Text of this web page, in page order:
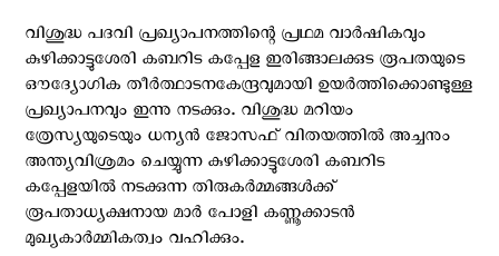
വിശുദ്ധ പദവി പ്രഖ്യാപനത്തിന്റെ പ്രഥമ വാര്‍ഷികവും
കുഴിക്കാട്ടുശേരി കബറിട കപ്പേള ഇരിങ്ങാലക്കുട രൂപതയുടെ
ഔദ്യോഗിക തീര്‍ത്ഥാടനകേന്ദ്രവുമായി ഉയര്‍ത്തിക്കൊണ്ടുള്ള
പ്രഖ്യാപനവും ഇന്നു നടക്കും. വിശുദ്ധ മറിയം
ത്രേസ്യയുടെയും ധന്യന്‍ ജോസഫ് വിതയത്തില്‍ അച്ചനും
അന്ത്യവിശ്രമം ചെയ്യുന്ന കുഴിക്കാട്ടുശേരി കബറിട
കപ്പേളയില്‍ നടക്കുന്ന തിരുകര്‍മ്മങ്ങള്‍ക്ക്
രൂപതാധ്യക്ഷനായ മാര്‍ പോളി കണ്ണൂക്കാടന്‍
മുഖ്യകാര്‍മ്മികത്വം വഹിക്കും.